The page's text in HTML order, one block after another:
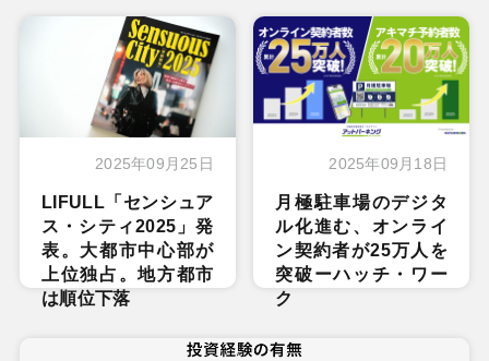
2025年09月25日
LIFULL「センシュア
ス・シティ2025」発
表。大都市中心部が
上位独占。地方都市
は順位下落
2025年09月18日
月極駐車場のデジタ
ル化進む、オンライ
ン契約者が25万人を
突破ーハッチ・ワー
ク